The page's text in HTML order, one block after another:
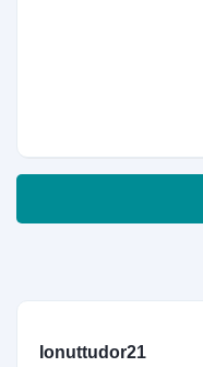
Ionuttudor21